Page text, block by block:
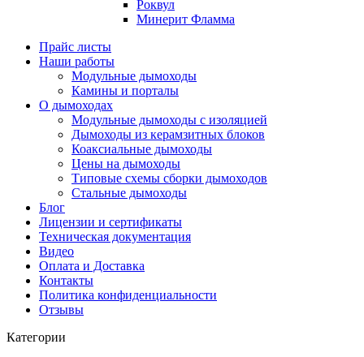
Роквул
Минерит Фламма
Прайс листы
Наши работы
Модульные дымоходы
Камины и порталы
О дымоходах
Модульные дымоходы с изоляцией
Дымоходы из керамзитных блоков
Коаксиальные дымоходы
Цены на дымоходы
Типовые схемы сборки дымоходов
Стальные дымоходы
Блог
Лицензии и сертификаты
Техническая документация
Видео
Оплата и Доставка
Контакты
Политика конфиденциальности
Отзывы
Категории